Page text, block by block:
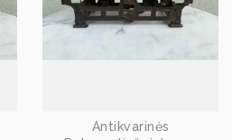
Antikvarinės